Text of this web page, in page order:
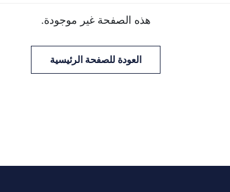
هذه الصفحة غير موجودة.
العودة للصفحة الرئيسية